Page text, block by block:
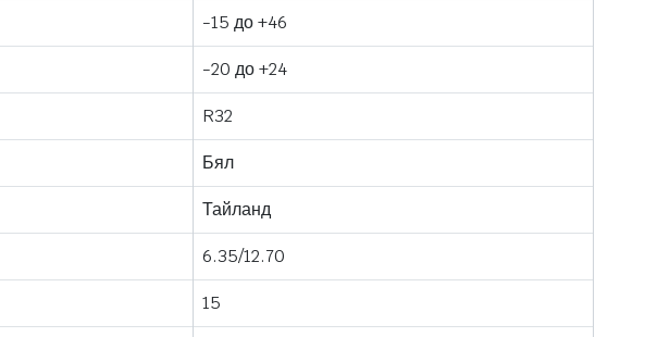
-15 до +46
-20 до +24
R32
Бял
Тайланд
6.35/12.70
15